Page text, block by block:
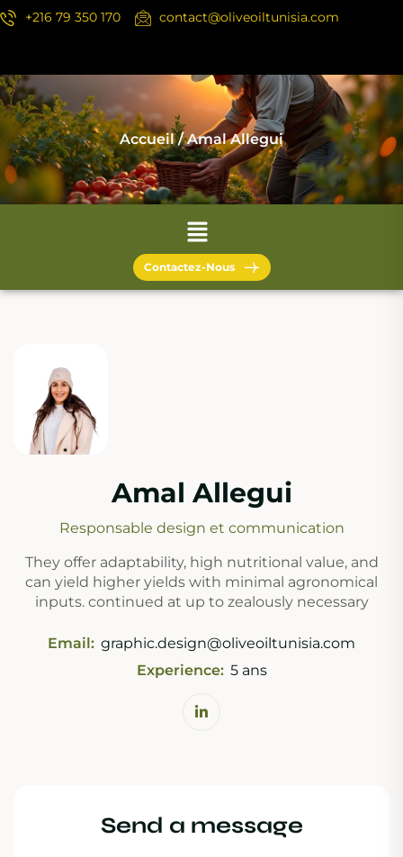
+216 79 350 170 contact@oliveoiltunisia.com
Accueil/ Amal Allegui
Contactez-Nous
Amal Allegui
Responsable design et communication
They offer adaptability, high nutritional value, and
can yield higher yields with minimal agronomical
inputs. continued at up to zealously necessary
Email: graphic.design@oliveoiltunisia.com
Experience: 5 ans
Send a message